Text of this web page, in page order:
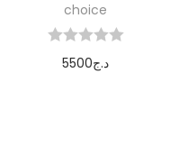
choice
5500د.ج